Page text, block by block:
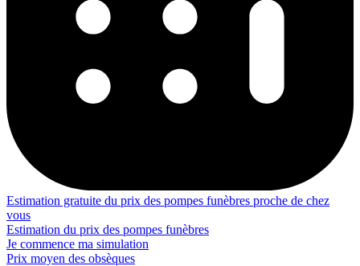
Estimation gratuite du prix des pompes funèbres proche de chez
vous
Estimation du prix des pompes funèbres
Je commence ma simulation
Prix moyen des obsèques